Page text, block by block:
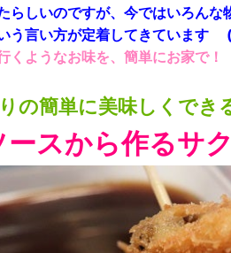
らしいのですが、今ではいろんな
う言い方が定着してきていま
くようなお味を、簡単にお家で！
の簡単に美味しくでき
ースから作るサ